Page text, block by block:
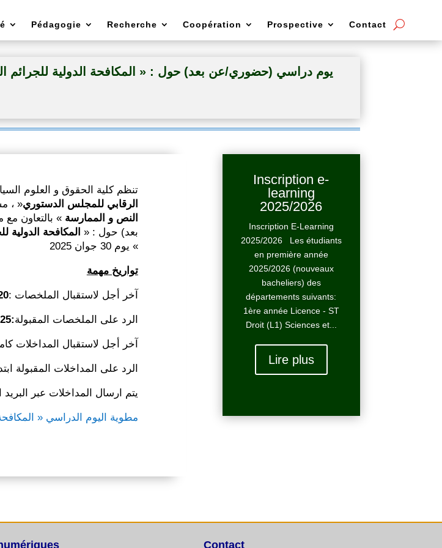
Pédagogie Recherche Coopération Prospective Contact
يوم دراسي (حضوري/عن بعد) حول : « المكافحة الدولية للجرائم
تنظم كلية الحقوق و العلوم
الرقابي للمجلس الدستوري« ،
النص و الممارسة » بالتعاون
بعد) حول : « المكافحة الدولية
» يوم 30 جوان 2025
تواريخ مهمة
آخر أجل لاستقبال الملخصات :
الرد على الملخصات المقبولة:2025/03/25
آخر أجل لاستقبال المداخلات
الرد على المداخلات المقبولة
يتم ارسال المداخلات عبر البريد
مطوية اليوم الدراسي « المكافحة
Inscription e-
learning
2025/2026
Inscription E-Learning
2025/2026 Les étudiants
en première année
2025/2026 (nouveaux
bacheliers) des
départements suivants:
1ère année Licence - ST
Droit (L1) Sciences et...
Lire plus
Contact